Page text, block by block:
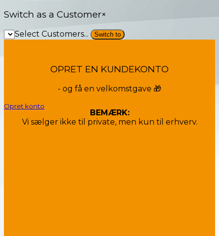
Switch as a Customer×
Select Customers...
OPRET EN KUNDEKONTO
- og få en velkomstgave 🎁
Opret konto
BEMÆRK:
Vi sælger ikke til private, men kun til erhverv.